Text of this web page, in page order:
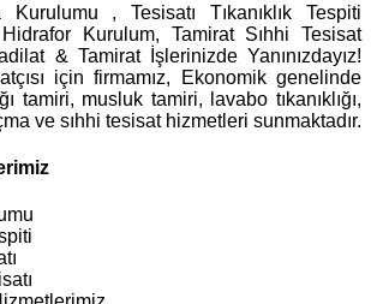
, Tesisatı Tıkanıklık Tespiti
Kurulum, Tamirat Sıhhi Tesisat
& Tamirat İşlerinizde Yanınızdayız!
için firmamız, Ekonomik genelinde
tamiri, musluk tamiri, lavabo tıkanıklığı,
ve sıhhi tesisat hizmetleri sunmaktadır.